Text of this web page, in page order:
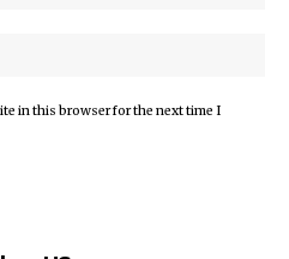
in this browser for the next time I